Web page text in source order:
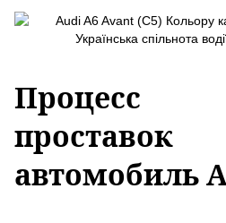
Процесс
автомобиль